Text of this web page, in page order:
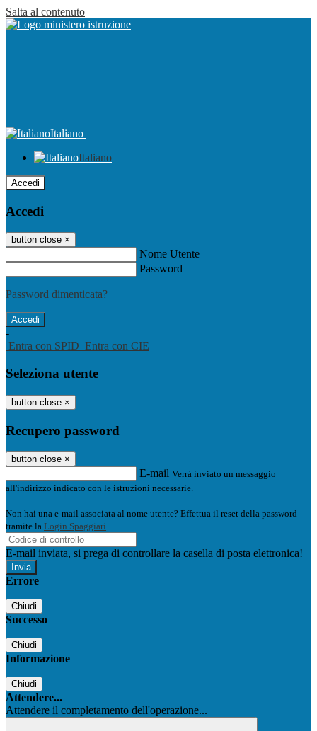
Salta al contenuto
Italiano
Italiano
Accedi
Accedi
button close ×
Nome Utente
Password
Password dimenticata?
-
Entra con SPID Entra con CIE
Seleziona utente
button close ×
Recupero password
button close ×
E-mail Verrà inviato un messaggio
all'indirizzo indicato con le istruzioni necessarie.
Non hai una e-mail associata al nome utente? Effettua il reset della password
tramite la Login Spaggiari
E-mail inviata, si prega di controllare la casella di posta elettronica!
Errore
Chiudi
Successo
Chiudi
Informazione
Chiudi
Attendere...
Attendere il completamento dell'operazione...